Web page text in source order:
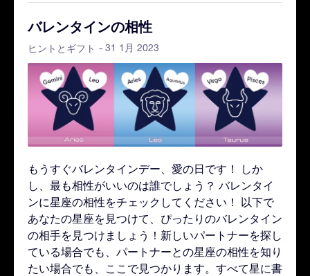
バレンタインの相性
ヒントとギフト - 31 1月 2023
もうすぐバレンタインデー、愛の日です！ しか
し、最も相性がいいのは誰でしょう？ バレンタイ
ンに星座の相性をチェックしてください！ 以下で
あなたの星座を見つけて、ぴったりのバレンタイン
の相手を見つけましょう！新しいパートナーを探し
ている場合でも、パートナーとの星座の相性を知り
たい場合でも、ここで見つかります。すべて星に書